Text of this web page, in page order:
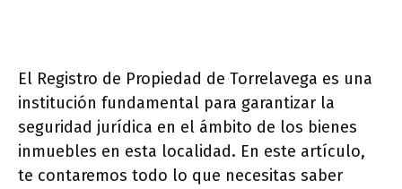
El Registro de Propiedad de Torrelavega es una
institución fundamental para garantizar la
seguridad jurídica en el ámbito de los bienes
inmuebles en esta localidad. En este artículo,
te contaremos todo lo que necesitas saber